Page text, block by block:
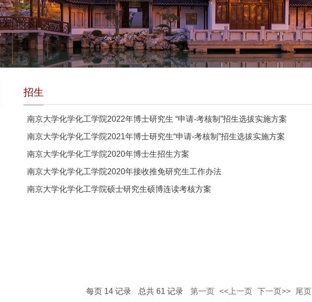
招生
南京大学化学化工学院2022年博士研究生 “申请-考核制”招生选拔实施方案
南京大学化学化工学院2021年博士研究生“申请-考核制”招生选拔实施方案
南京大学化学化工学院2020年博士生招生方案
南京大学化学化工学院2020年接收推免研究生工作办法
南京大学化学化工学院硕士研究生硕博连读考核方案
每页 14记录 总共 61 记录 第一页 <<上一页 下一页>> 尾页